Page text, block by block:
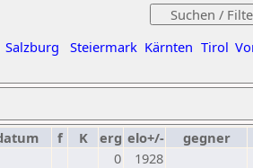
Salzburg Steiermark Kärnten Tirol
f K erg elo+/- gegner
0
1928